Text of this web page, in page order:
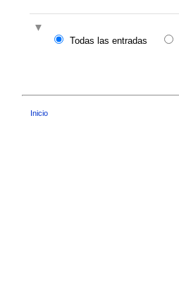
Todas las entradas
Inicio